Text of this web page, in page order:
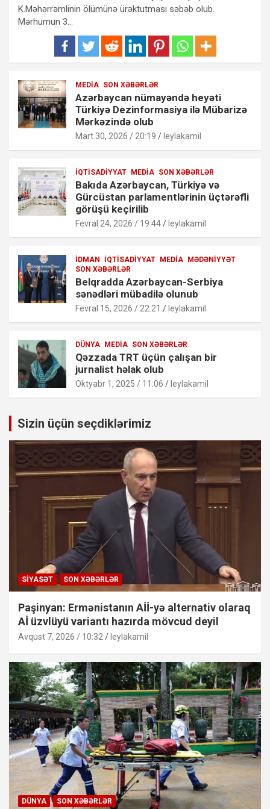
K.Məhərrəmlinin ölümünə ürəktutması səbəb olub.
Mərhumun 3…
MEDIA SON XƏBƏRLƏR
Azərbaycan nümayəndə heyəti
Türkiyə Dezinformasiya ilə Mübarizə
Mərkəzində olub
Mart 30, 2026 / 20:19 leylakamil
İQTISADIYYAT MEDIA SON XƏBƏRLƏR
Bakıda Azərbaycan, Türkiyə və
Gürcüstan parlamentlərinin üçtərəfli
görüşü keçirilib
Fevral 24, 2026 / 19:44 leylakamil
İDMAN İQTISADIYYAT MEDIA
MƏDƏNIYYƏT
SON XƏBƏRLƏR
Belqradda Azərbaycan-Serbiya
sənədləri mübadilə olunub
Fevral 15, 2026 / 22:21 leylakamil
DÜNYA MEDIA SON XƏBƏRLƏR
Qəzzada TRT üçün çalışan bir
jurnalist həlak olub
Oktyabr 1, 2025 / 11:06 leylakamil
Sizin üçün seçdiklərimiz
SIYASƏT SON XƏBƏRLƏR
Paşinyan: Ermənistanın Aİİ-yə alternativ olaraq
Aİ üzvlüyü variantı hazırda mövcud deyil
Avqust 7, 2026 / 10:32 leylakamil
DÜNYA SON XƏBƏRLƏR